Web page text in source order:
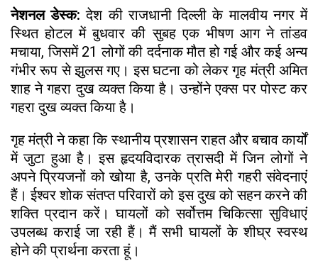
नेशनल डेस्क:देश की राजधानी दिल्ली के मालवीय नगर में
स्थित होटल में बुधवार की सुबह एक भीषण आग ने तांडव
मचाया, जिसमें 21 लोगों की दर्दनाक मौत हो गई और कई अन्य
गंभीर रूप से झुलस गए। इस घटना को लेकर गृह मंत्री अमित
शाह ने गहरा दुख व्यक्त किया है। उन्होंने एक्स पर पोस्ट कर
गहरा दुख व्यक्त किया है।
गृह मंत्री ने कहा कि स्थानीय प्रशासन राहत और बचाव कार्यों
में जुटा हुआ है। इस हृदयविदारक त्रासदी में जिन लोगों ने
अपने प्रियजनों को खोया है, उनके प्रति मेरी गहरी संवेदनाएं
हैं। ईश्वर शोक संतप्त परिवारों को इस दुख को सहन करने की
शक्ति प्रदान करें। घायलों को सर्वोत्तम चिकित्सा सुविधाएं
उपलब्ध कराई जा रही हैं। मैं सभी घायलों के शीघ्र स्वस्थ
होने की प्रार्थना करता हूं।